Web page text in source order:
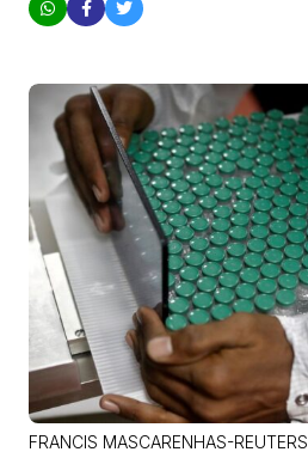
FRANCIS MASCARENHAS-REUTERS